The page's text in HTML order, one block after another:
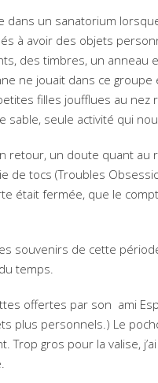
dans un sanatorium
à avoir des objets
des timbres, un anneau
ne jouait dans ce groupe
filles joufflues au
seule activité qui
un doute quant au
tocs (Troubles
était fermée, que le
souvenirs de cette
temps.
offertes par son ami
plus personnels.) Le
Trop gros pour la valise,